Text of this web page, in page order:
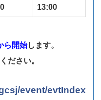
13:00
ら開始します。
ださい。
event/evtIndex